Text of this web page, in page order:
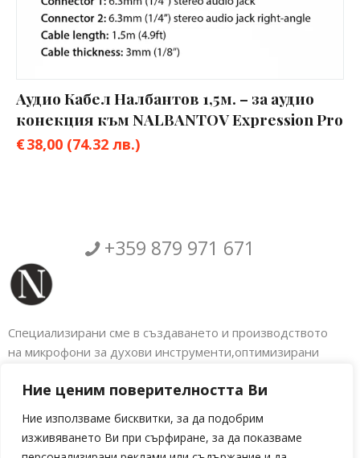
Ние ценим поверителността Ви
Ние използваме бисквитки, за да подобрим
изживяването Ви при сърфиране, за да показваме
Аудио Кабел Налбантов 1,5м. – за аудио
конекция към NALBANTOV Expression Pro
€38,00 (74.32 лв.)
+359 879 971 671
Специализирани сме в създаването и производството
на микрофони за духови инструменти,оптимизирани
електронното обновяване на голяма гама
индустриални машини. Налбантов Електроникс.
Социални мрежи